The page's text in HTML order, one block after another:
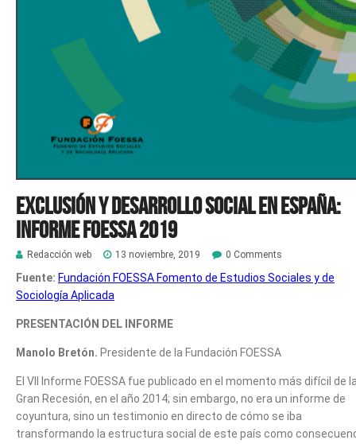
Exclusión y desarrollo social en España:
Informe FOESSA 2019
Redacción web 13 noviembre, 2019 0 Comments
Fuente: Fundación FOESSA Fomento de Estudios Sociales y de
Sociología Aplicada
PRESENTACIÓN DEL INFORME
Manolo Bretón. Presidente de la Fundación FOESSA
El VII Informe FOESSA fue publicado en el momento más difícil de
Gran Recesión, en el año 2014; sin embargo, no era un informe de
coyuntura, sino un testimonio en directo de cómo se iba
transformando la estructura social de este país como